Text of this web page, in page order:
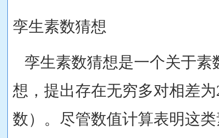
孪生素数猜想
孪生素数猜想是一个关于素
想，提出存在无穷多对相差
数）。尽管数值计算表明这